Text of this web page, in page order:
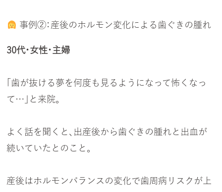
事例②：産後のホルモン変化による歯ぐきの腫れ
30代・女性・主婦
「歯が抜ける夢を何度も見るようになって怖くなっ
て…」と来院。
よく話を聞くと、出産後から歯ぐきの腫れと出血が
続いていたとのこと。
産後はホルモンバランスの変化で歯周病リスクが上